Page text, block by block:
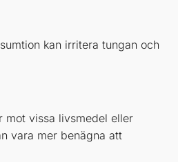
kan irritera tungan och
mot vissa livsmedel eller
vara mer benägna att